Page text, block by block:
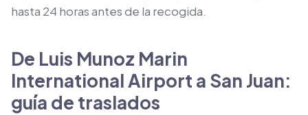
hasta 24 horas antes de la recogida.
De Luis Munoz Marin
International Airport a San Juan:
guía de traslados